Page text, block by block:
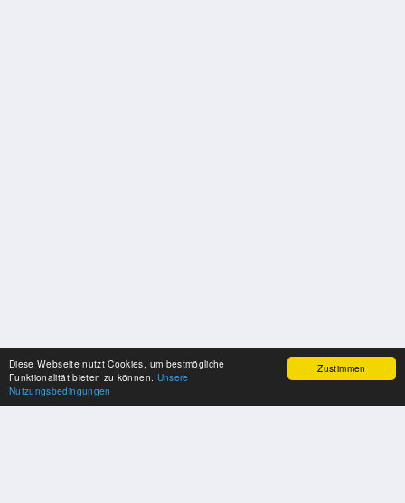
Zustimmen
Diese Webseite nutzt Cookies, um bestmögliche
Funktionalität bieten zu können. Unsere
Nutzungsbedingungen